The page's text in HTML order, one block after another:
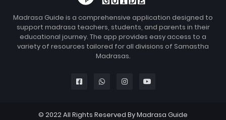
Madrasa Guide is a comprehensive application designed to
support madrasa teachers, students, and parents in their
educational journey. The app provides easy access to a
variety of resources tailored for all divisions of Samastha
Madrasas.
© 2022 All Rights Reserved By Madrasa Guide